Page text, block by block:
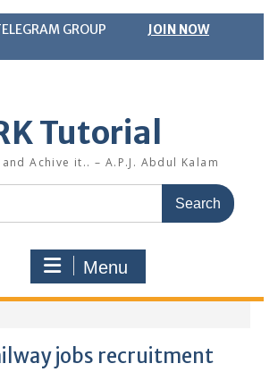
GROUP JOIN NOW
Tutorial
Achive it.. – A.P.J. Abdul Kalam
Menu
jobs recruitment